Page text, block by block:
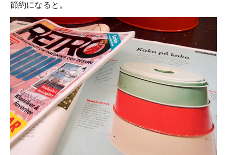
節約になると。